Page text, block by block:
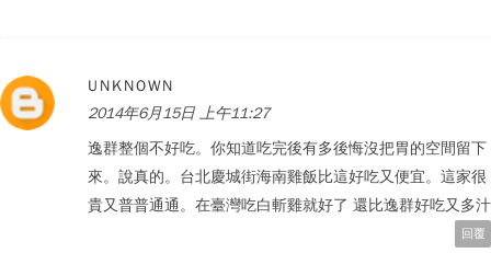
UNKNOWN
2014年6月15日 上午11:27
逸群整個不好吃。你知道吃完後有多後悔沒把胃的空間留下
來。說真的。台北慶城街海南雞飯比這好吃又便宜。這家很
貴又普普通通。在臺灣吃白斬雞就好了 還比逸群好吃又多汁
回覆